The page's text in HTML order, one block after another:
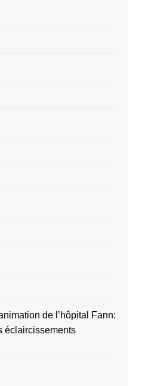
de l’hôpital Fann:
éclaircissements